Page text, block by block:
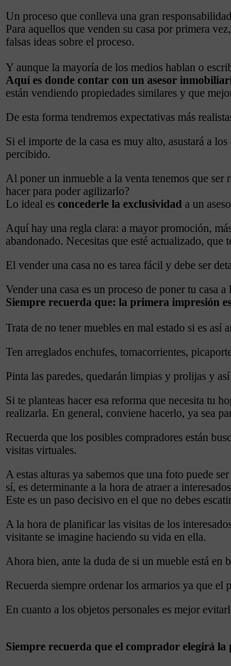
Un proceso que conlleva una gran
Para aquellos que venden su casa por primera
falsas ideas sobre el proceso.
Y aunque la mayoría de los medios hablan o
Aquí es donde contar con un asesor
están vendiendo propiedades similares y que
De esta forma tendremos expectativas más
Si el importe de la casa es muy alto, asustará a
percibido.
Al poner un inmueble a la venta tenemos que ser
hacer para poder agilizarlo?
Lo ideal es concederle la exclusividad a un
Aquí hay una regla clara: a mayor promoción,
abandonado. Necesitas que esté actualizado,
El vender una casa no es tarea fácil y debe ser
Vender una casa es un proceso de poner tu casa
Siempre recuerda que: la primera impresión
Trata de no tener muebles en mal estado si es así
Ten arreglados enchufes, tomacorrientes,
Pinta las paredes, quedarán limpias y prolijas y
Si te planteas hacer esa reforma que necesita tu
realizarla. En general, conviene hacerlo, ya sea
Recuerda que los posibles compradores están
visitas virtuales.
A estas alturas ya sabemos que una foto puede
sí, es determinante a la hora de atraer a
Este es un paso decisivo en el que no debes
A la hora de planificar las visitas de los
visitante se imagine haciendo su vida en ella.
Ahora bien, ante la duda de si un mueble está
Recuerda siempre ordenar los armarios ya que
En cuanto a los objetos personales es mejor
Siempre recuerda que el comprador elegirá